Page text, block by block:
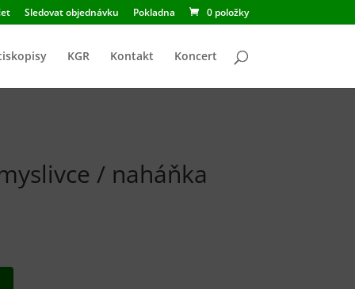
Sledovat objednávku Pokladna 0 položky
KGR Kontakt Koncert
/ naháňka